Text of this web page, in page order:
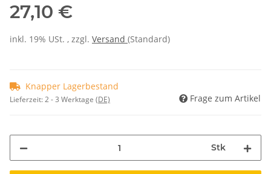
27,10 €
inkl. 19% USt. , zzgl. Versand (Standard)
Knapper Lagerbestand
Lieferzeit:2 - 3 Werktage (DE) Frage zum Artikel
Stk